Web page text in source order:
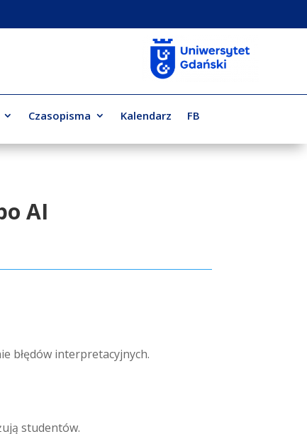
Czasopisma Kalendarz FB
AI
błędów interpretacyjnych.
studentów.